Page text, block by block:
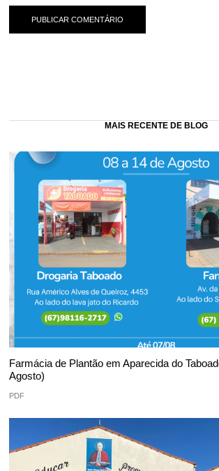
MAIS RECENTE DE BLOG
Farmácia de Plantão em Aparecida do
Agosto)
PDF